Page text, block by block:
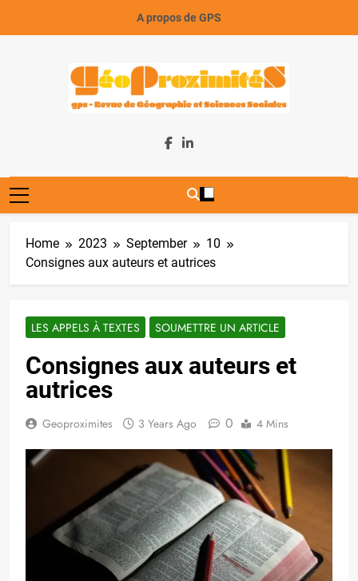
A propos de GPS
GeoProximiteS
Home 2023 September
10
Consignes aux auteurs et autrices
LES APPELS À TEXTES SOUMETTRE UN ARTICLE
Consignes aux auteurs et
autrices
Geoproximites 3 Years Ago 0 4 Mins